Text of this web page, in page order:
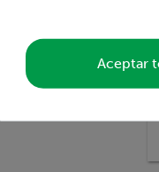
Aceptar